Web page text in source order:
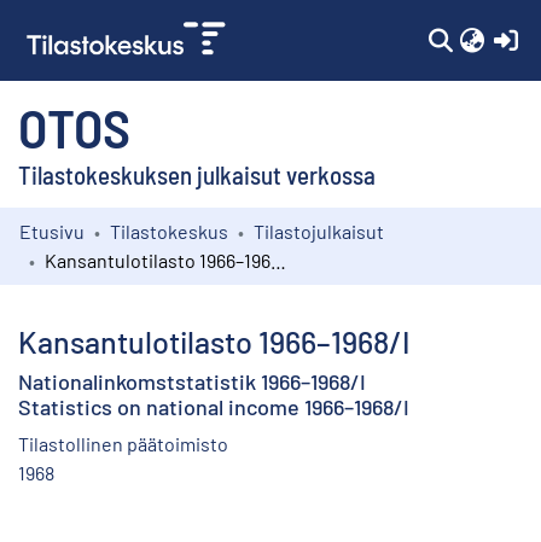
OTOS
Tilastokeskuksen julkaisut verkossa
Kokoelmat
Etusivu Tilastokeskus
Tilastojulkaisut
Kansantulotilasto 1966–1968/I
Nationalinkomststatistik 1966–1968/I
Statistics on national income 1966–1968/I
Tilastollinen päätoimisto
1968